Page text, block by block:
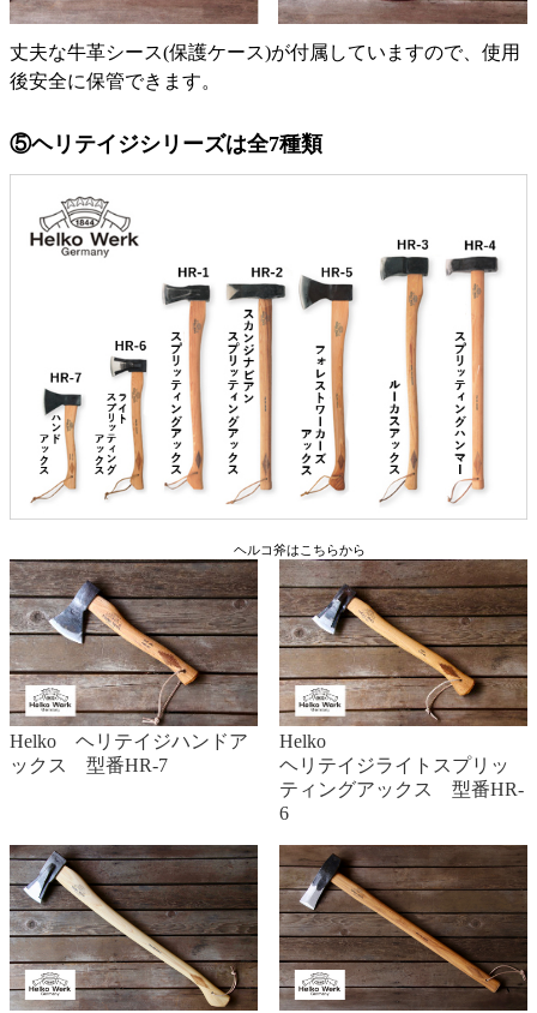
丈夫な牛革シース(保護ケース)が付属していますので、使用
後安全に保管できます。
⑤ヘリテイジシリーズは全7種類
ヘルコ斧はこちらから
Helko ヘリテイジハンドア
ックス 型番HR-7
Helko
ヘリテイジライトスプリッ
ティングアックス 型番HR-
6